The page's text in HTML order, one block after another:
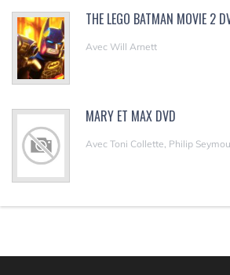
THE LEGO BATMAN MOVIE 2
Avec Will Arnett
MARY ET MAX DVD
Avec Toni Collette, Philip